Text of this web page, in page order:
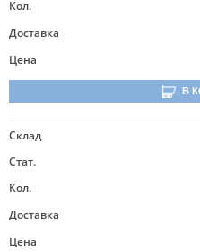
Кол.
Доставка
Цена
В
Склад
Стат.
Кол.
Доставка
Цена